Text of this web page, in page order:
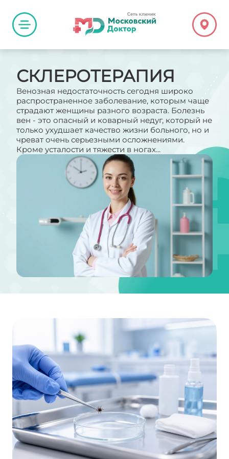
СКЛЕРОТЕРАПИЯ
Венозная недостаточность сегодня широко
распространенное заболевание, которым чаще
страдают женщины разного возраста. Болезнь
вен - это опасный и коварный недуг, который не
только ухудшает качество жизни больного, но и
чреват очень серьезными осложнениями.
Кроме усталости и тяжести в ногах...